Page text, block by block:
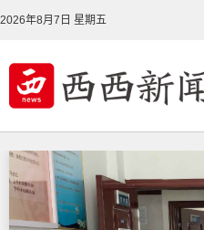
2026年8月7日 星期五